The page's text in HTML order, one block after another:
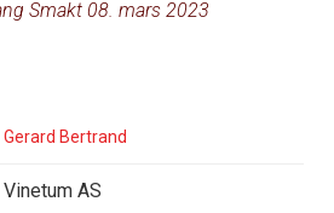
Smakt 08. mars 2023
Gerard Bertrand
Vinetum AS